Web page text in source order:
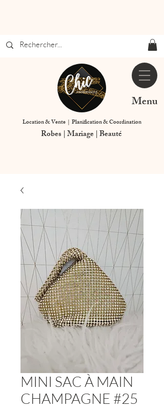
Menu
Location & Vente | Planification & Coordination
Robes | Mariage | Beauté
MINI SAC À MAIN
CHAMPAGNE #25